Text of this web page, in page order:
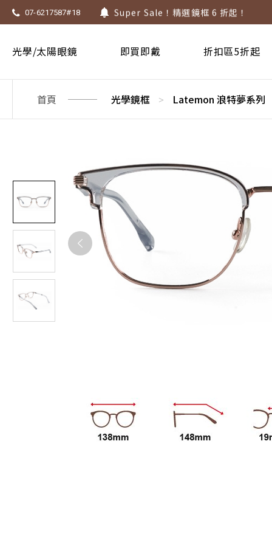
07-6217587#18
1.61 / 1.67 濾藍光「配到好」，只要
上傳處方，建立度數即贈 $300 優惠券
光學/太陽眼鏡 即買即戴 折扣區5折起
首頁 光學鏡框 > Latemon 浪特夢系列